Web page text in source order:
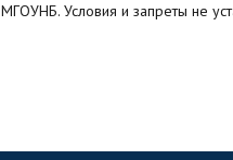
МГОУНБ. Условия и запреты не